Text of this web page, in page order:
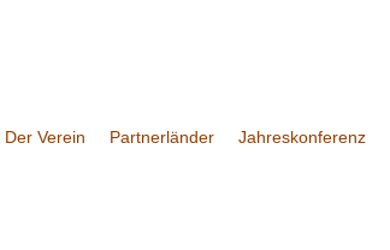
Der Verein Partnerländer Jahreskonferenz